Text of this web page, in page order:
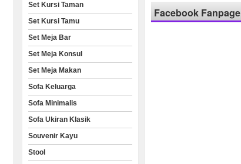
Set Kursi Taman
Set Kursi Tamu
Set Meja Bar
Set Meja Konsul
Set Meja Makan
Sofa Keluarga
Sofa Minimalis
Sofa Ukiran Klasik
Souvenir Kayu
Stool
Facebook Fanpage